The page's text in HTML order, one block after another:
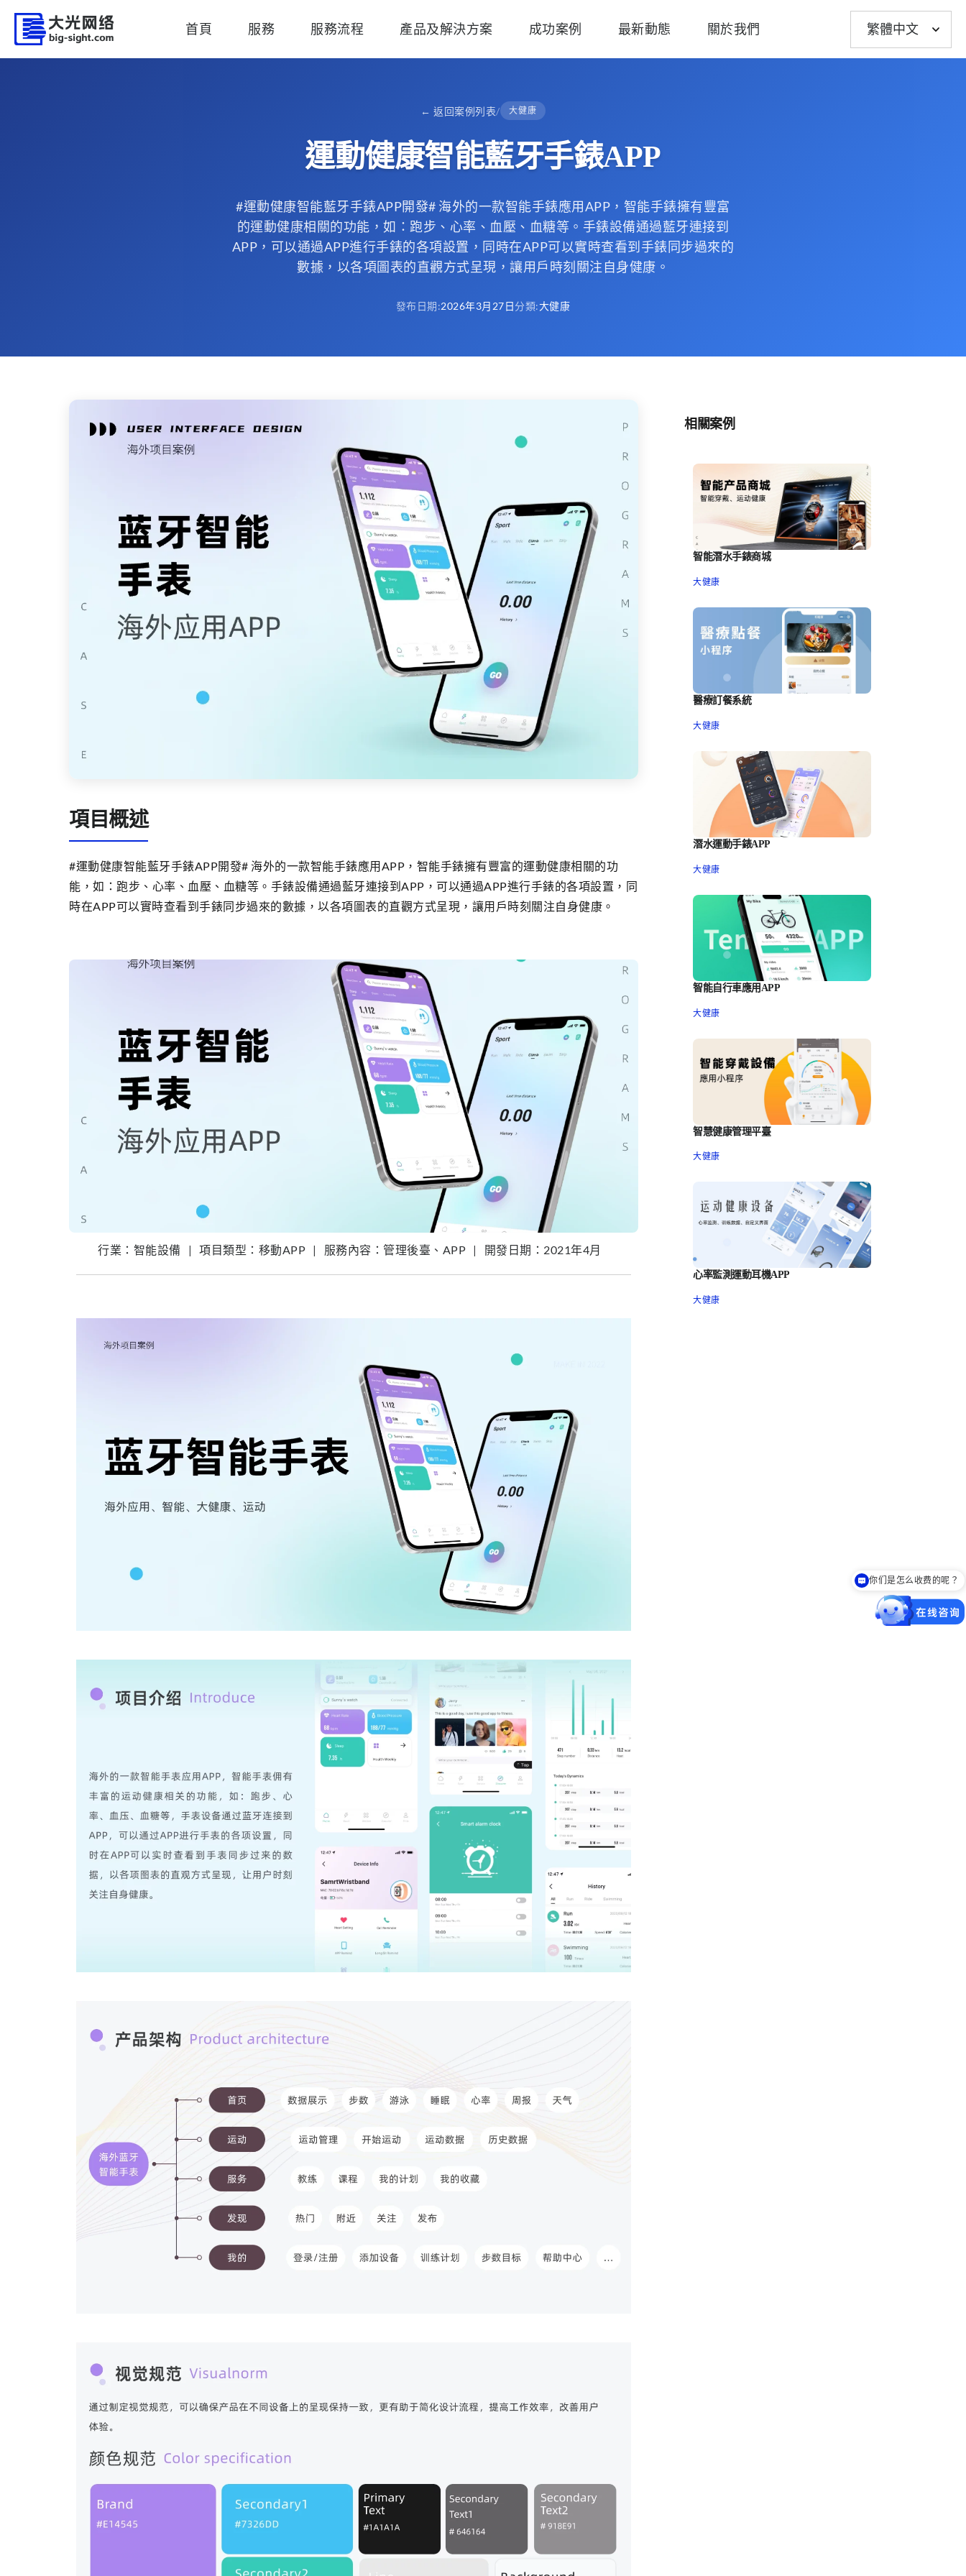
首頁 服務 服務流程 產品及解決方案 成功案例 最新動態 關於我們
Choose
language
←返回案例列表/ 大健康
運動健康智能藍牙手錶APP
#運動健康智能藍牙手錶APP開發# 海外的一款智能手錶應用APP，智能手錶擁有豐富
的運動健康相關的功能，如：跑步、心率、血壓、血糖等。手錶設備通過藍牙連接到
APP，可以通過APP進行手錶的各項設置，同時在APP可以實時查看到手錶同步過來的
數據，以各項圖表的直觀方式呈現，讓用戶時刻關注自身健康。
發布日期:2026年3月27日分類:大健康
項目概述
#運動健康智能藍牙手錶APP開發# 海外的一款智能手錶應用APP，智能手錶擁有豐富的運動健康相關的功
能，如：跑步、心率、血壓、血糖等。手錶設備通過藍牙連接到APP，可以通過APP進行手錶的各項設置，同
時在APP可以實時查看到手錶同步過來的數據，以各項圖表的直觀方式呈現，讓用戶時刻關注自身健康。
行業：智能設備 | 項目類型：移動APP | 服務內容：管理後臺、APP | 開發日期：2021年4月
相關案例
智能潛水手錶商城
大健康
醫療訂餐系統
大健康
潛水運動手錶APP
大健康
智能自行車應用APP
大健康
智慧健康管理平臺
大健康
心率監測運動耳機APP
大健康
服务流程是怎么样的？